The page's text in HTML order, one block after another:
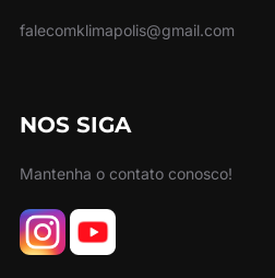
falecomklimapolis@gmail.com
NOS SIGA
Mantenha o contato conosco!